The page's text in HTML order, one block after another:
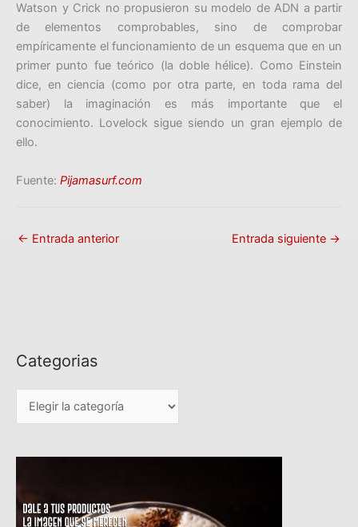
Watson y Crick no propusieron su modelo de ADN a partir
de elementos comprobables, sino de comprobar
empíricamente el funcionamiento de un esquema que en un
primer punto fue teórico (la doble hélice). Como Einstein
dice, en ciencia (como por otra parte, en toda rama del
saber) la imaginación es más importante que el
conocimiento. Lovelock sigue siendo un gran ejemplo de
ello.
Fuente: Pijamasurf.com
← Entrada anterior Entrada siguiente →
Categorias
C
r